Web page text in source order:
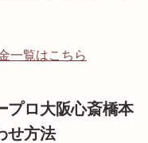
一覧はこちら
プロ大阪心斎橋本
せ方法